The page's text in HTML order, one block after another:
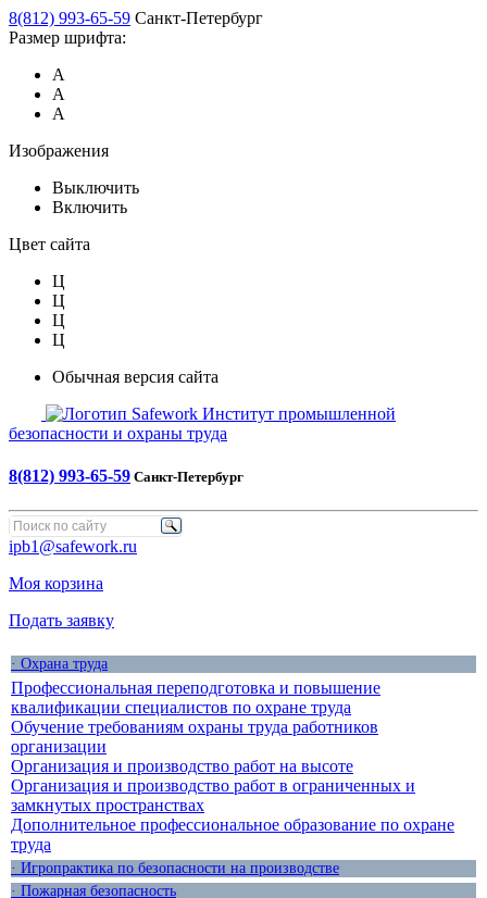
8(812) 993-65-59 Санкт-Петербург
Размер шрифта:
А
А
А
Изображения
Выключить
Включить
Цвет сайта
Ц
Ц
Ц
Ц
Обычная версия сайта
Safework Институт промышленной
безопасности и охраны труда
8(812) 993-65-59 Санкт-Петербург
ipb1@safework.ru
Моя корзина
Подать заявку
· Охрана труда
Профессиональная переподготовка и повышение
квалификации специалистов по охране труда
Обучение требованиям охраны труда работников
организации
Организация и производство работ на высоте
Организация и производство работ в ограниченных и
замкнутых пространствах
Дополнительное профессиональное образование по охране
труда
· Игропрактика по безопасности на производстве
· Пожарная безопасность